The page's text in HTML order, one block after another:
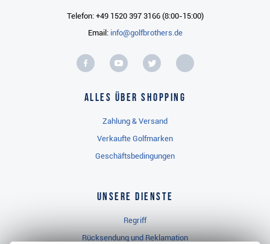
Telefon: +49 1520 397 3166 (8:00-15:00)
Email: info@golfbrothers.de
Alles über Shopping
Zahlung & Versand
Verkaufte Golfmarken
Geschäftsbedingungen
Unsere Dienste
Regriff
Rücksendung und Reklamation